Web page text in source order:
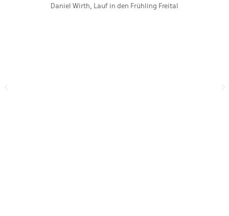
Daniel Wirth, Lauf in den Frühling Freital